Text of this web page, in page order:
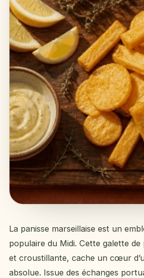
La panisse marseillaise est un
populaire du Midi. Cette galette de
et croustillante, cache un cœur
absolue. Issue des échanges